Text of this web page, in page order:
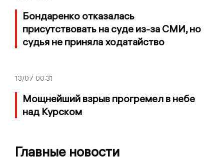
Бондаренко отказалась
присутствовать на суде из-за СМИ, но
судья не приняла ходатайство
13/07 00:31
Мощнейший взрыв прогремел в небе
над Курском
Главные новости